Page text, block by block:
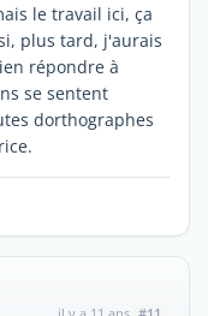
le travail ici, ça
plus tard, j'aurais
répondre à
se sentent
dorthographes